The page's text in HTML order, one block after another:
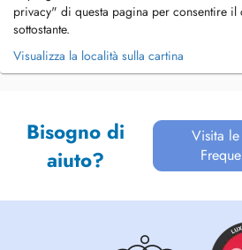
privacy" di questa pagina per consentire il
sottostante.
Visualizza la località sulla cartina
Bisogno di
aiuto?
Visita